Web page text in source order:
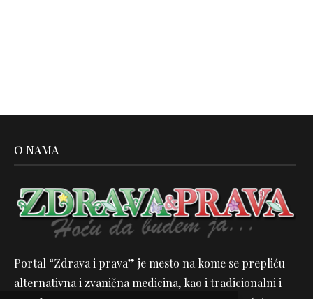
O NAMA
Portal “Zdrava i prava” je mesto na kome se prepliću
alternativna i zvanična medicina, kao i tradicionalni i